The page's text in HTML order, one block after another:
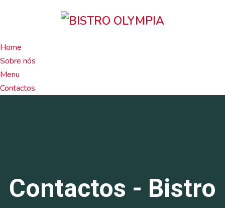
Home
Sobre nós
Menu
Contactos
Contactos - Bistro